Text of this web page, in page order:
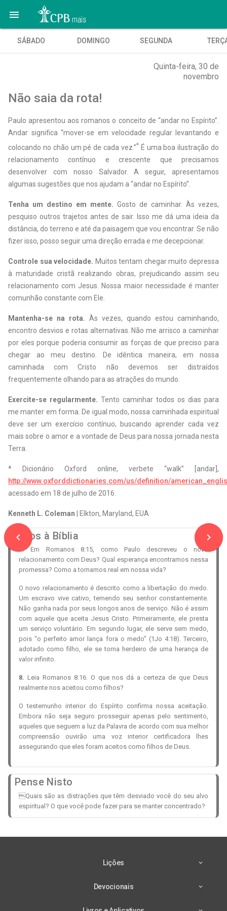

navigate_before
SÁBADO DOMINGO SEGUNDA
Quinta-feira, 30 de
novembro
Não saia da rota!
Paulo apresentou aos romanos o conceito de “andar no Espírito”.
Andar significa “mover-se em velocidade regular levantando e
colocando no chão um pé de cada vez.”* É uma boa ilustração do
relacionamento contínuo e crescente que precisamos
desenvolver com nosso Salvador. A seguir, apresentamos
algumas sugestões que nos ajudam a “andar no Espírito”.
Tenha um destino em mente. Gosto de caminhar. Às vezes,
pesquiso outros trajetos antes de sair. Isso me dá uma ideia da
distância, do terreno e até da paisagem que vou encontrar. Se não
fizer isso, posso seguir uma direção errada e me decepcionar.
Controle sua velocidade. Muitos tentam chegar muito depressa
à maturidade cristã realizando obras, prejudicando assim seu
relacionamento com Jesus. Nossa maior necessidade é manter
comunhão constante com Ele.
Mantenha-se na rota. Às vezes, quando estou caminhando,
encontro desvios e rotas alternativas. Não me arrisco a caminhar
por eles porque poderia consumir as forças de que preciso para
chegar ao meu destino. De idêntica maneira, em nossa
caminhada com Cristo não devemos ser distraídos
frequentemente olhando para as atrações do mundo.
Exercite-se regularmente. Tento caminhar todos os dias para
me manter em forma. De igual modo, nossa caminhada espiritual
deve ser um exercício contínuo, buscando aprender cada vez
mais sobre o amor e a vontade de Deus para nossa jornada nesta
Terra.
* Dicionário Oxford online, verbete “walk” [andar],
http://www.oxforddictionaries.com/us/definition/
acessado em 18 de julho de 2016.
Kenneth L. Coleman | Elkton, Maryland, EUA
Mãos à Bíblia
7.Em Romanos 8:15, como Paulo descreveu o novo
relacionamento com Deus? Qual esperança encontramos nessa
promessa? Como a tornamos real em nossa vida?
O novo relacionamento é descrito como a libertação do medo.
Um escravo vive cativo, temendo seu senhor constantemente.
Não ganha nada por seus longos anos de serviço. Não é assim
com aquele que aceita Jesus Cristo. Primeiramente, ele presta
um serviço voluntário. Em segundo lugar, ele serve sem medo,
pois “o perfeito amor lança fora o medo” (1Jo 4:18). Terceiro,
adotado como filho, ele se torna herdeiro de uma herança de
valor infinito.
8. Leia Romanos 8:16. O que nos dá a certeza de que Deus
realmente nos aceitou como filhos?
O testemunho interior do Espírito confirma nossa aceitação.
Embora não seja seguro prosseguir apenas pelo sentimento,
aqueles que seguem a luz da Palavra de acordo com sua melhor
compreensão ouvirão uma voz interior certificadora lhes
assegurando que eles foram aceitos como filhos de Deus.
Pense Nisto
Quais são as distrações que têm desviado você do seu alvo
espiritual? O que você pode fazer para se manter concentrado?
navigate_next
Lições
Devocionais